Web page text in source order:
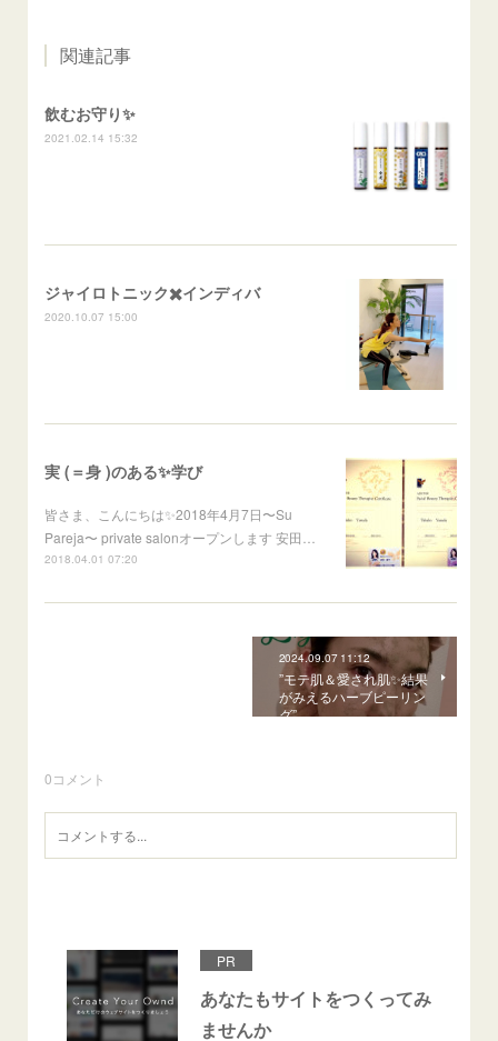
関連記事
飲むお守り✨
2021.02.14 15:32
ジャイロトニック✖️インディバ
2020.10.07 15:00
実 (＝身 )のある✨学び
皆さま、こんにちは✨2018年4月7日〜Su
Pareja〜 private salonオープンします 安田…
2018.04.01 07:20
2024.09.07 11:12
”モテ肌＆愛され肌✨結果
がみえるハーブピーリン
グ”
0コメント
PR
あなたもサイトをつくってみ
ませんか